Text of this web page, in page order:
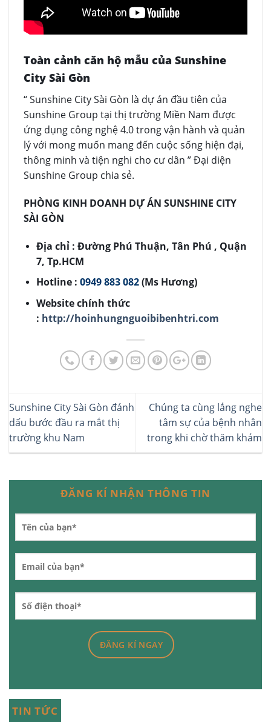
Toàn cảnh căn hộ mẫu của Sunshine
City Sài Gòn
“ Sunshine City Sài Gòn là dự án đầu tiên của
Sunshine Group tại thị trường Miền Nam được
ứng dụng công nghệ 4.0 trong vận hành và quản
lý với mong muốn mang đến cuộc sống hiện đại,
thông minh và tiện nghi cho cư dân ” Đại diện
Sunshine Group chia sẻ.
PHÒNG KINH DOANH DỰ ÁN SUNSHINE CITY
SÀI GÒN
Địa chỉ : Đường Phú Thuận, Tân Phú , Quận
7, Tp.HCM
Hotline : 0949 883 082(Ms Hương)
Website chính thức
: http://hoinhungnguoibibenhtri.com
Sunshine City Sài Gòn đánh
dấu bước đầu ra mắt thị
trường khu Nam
Chúng ta cùng lắng nghe
tâm sự của bệnh nhân
trong khi chờ thăm khám
ĐĂNG KÍ NHẬN THÔNG TIN
TIN TỨC